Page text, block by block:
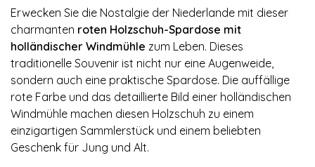
Erwecken Sie die Nostalgie der Niederlande mit dieser
charmanten roten Holzschuh-Spardose mit
holländischer Windmühle zum Leben. Dieses
traditionelle Souvenir ist nicht nur eine Augenweide,
sondern auch eine praktische Spardose. Die auffällige
rote Farbe und das detaillierte Bild einer holländischen
Windmühle machen diesen Holzschuh zu einem
einzigartigen Sammlerstück und einem beliebten
Geschenk für Jung und Alt.